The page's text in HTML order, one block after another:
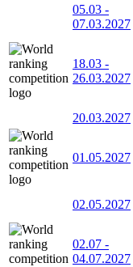
05.03 -
07.03.2027
18.03 -
26.03.2027
20.03.2027
01.05.2027
02.05.2027
02.07 -
04.07.2027